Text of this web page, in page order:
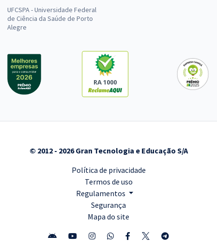
UFCSPA - Universidade Federal
de Ciência da Saúde de Porto
Alegre
RA 1000
© 2012 - 2026 Gran Tecnologia e Educação S/A
Política de privacidade
Termos de uso
Regulamentos
Segurança
Mapa do site